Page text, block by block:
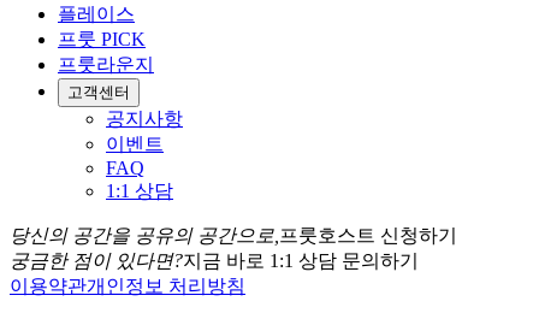
플레이스
프룻 PICK
프룻라운지
고객센터
공지사항
이벤트
FAQ
1:1 상담
당신의 공간을 공유의 공간으로, 프룻호스트 신청하기
궁금한 점이 있다면?지금 바로 1:1 상담 문의하기
이용약관개인정보 처리방침